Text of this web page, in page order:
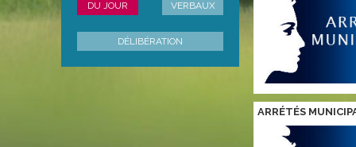
DU JOUR
VERBAUX
DÉLIBÉRATION
ARRÉTÉS